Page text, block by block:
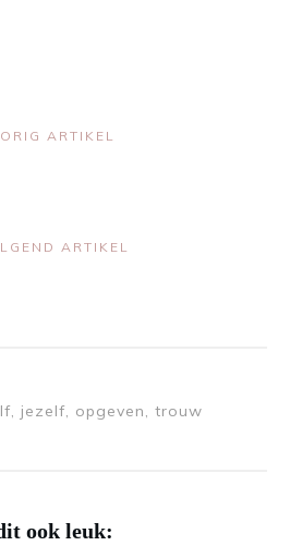
ARTIKEL
ARTIKEL
jezelf, opgeven, trouw
ook leuk: